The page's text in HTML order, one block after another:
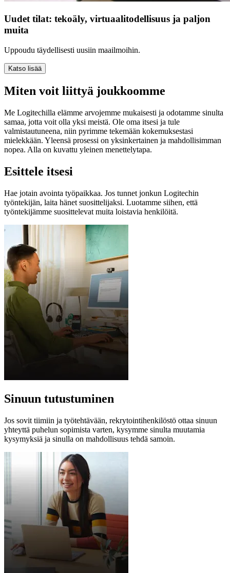
Uudet tilat: tekoäly, virtuaalitodellisuus ja paljon
muita
Uppoudu täydellisesti uusiin maailmoihin.
Katso lisää
Miten voit liittyä joukkoomme
Me Logitechilla elämme arvojemme mukaisesti ja odotamme sinulta
samaa, jotta voit olla yksi meistä. Ole oma itsesi ja tule
valmistautuneena, niin pyrimme tekemään kokemuksestasi
mielekkään. Yleensä prosessi on yksinkertainen ja mahdollisimman
nopea. Alla on kuvattu yleinen menettelytapa.
Esittele itsesi
Hae jotain avointa työpaikkaa. Jos tunnet jonkun Logitechin
työntekijän, laita hänet suosittelijaksi. Luotamme siihen, että
työntekijämme suosittelevat muita loistavia henkilöitä.
Sinuun tutustuminen
Jos sovit tiimiin ja työtehtävään, rekrytointihenkilöstö ottaa sinuun
yhteyttä puhelun sopimista varten, kysymme sinulta muutamia
kysymyksiä ja sinulla on mahdollisuus tehdä samoin.